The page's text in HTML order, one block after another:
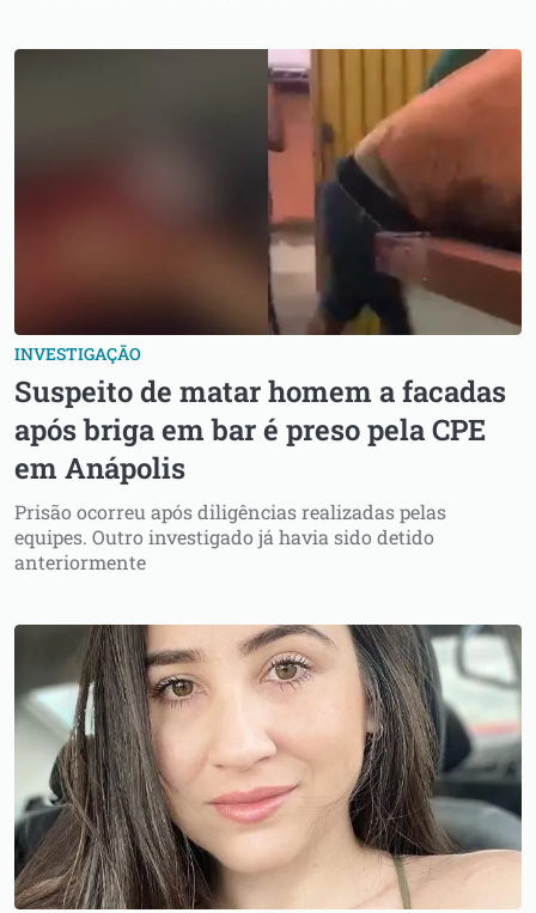
INVESTIGAÇÃO
Suspeito de matar homem a facadas
após briga em bar é preso pela CPE
em Anápolis
Prisão ocorreu após diligências realizadas pelas
equipes. Outro investigado já havia sido detido
anteriormente